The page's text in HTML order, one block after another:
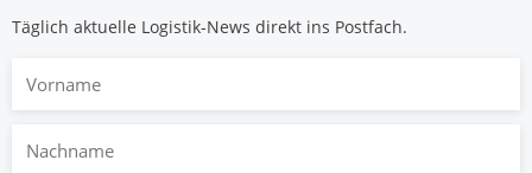
Täglich aktuelle Logistik-News direkt ins Postfach.
Nachname